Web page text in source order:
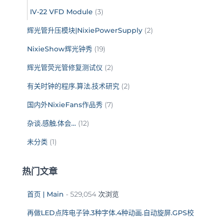
IV-22 VFD Module (3)
辉光管升压模块|NixiePowerSupply (2)
NixieShow辉光钟秀 (19)
辉光管荧光管修复测试仪 (2)
有关时钟的程序.算法.技术研究 (2)
国内外NixieFans作品秀 (7)
杂谈.感触.体会… (12)
未分类 (1)
热门文章
首页 | Main - 529,054 次浏览
再做LED点阵电子钟.3种字体.4种动画.自动旋屏.GPS校